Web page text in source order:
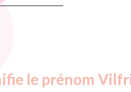
le prénom